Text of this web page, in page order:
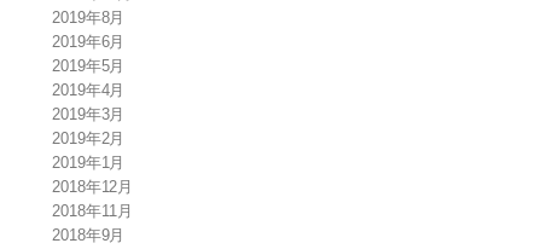
2019年8月
2019年6月
2019年5月
2019年4月
2019年3月
2019年2月
2019年1月
2018年12月
2018年11月
2018年9月